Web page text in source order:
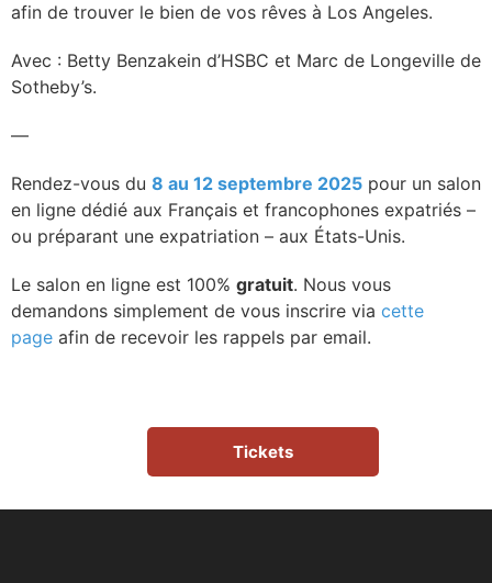
afin de trouver le bien de vos rêves à Los Angeles.
Avec : Betty Benzakein d’HSBC et Marc de Longeville de
Sotheby’s.
—
Rendez-vous du 8 au 12 septembre 2025 pour un salon
en ligne dédié aux Français et francophones expatriés –
ou préparant une expatriation – aux États-Unis.
Le salon en ligne est 100% gratuit. Nous vous
demandons simplement de vous inscrire via cette
page afin de recevoir les rappels par email.
Tickets